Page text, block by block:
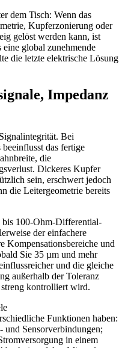
dem Tisch: Wenn das
Kupferzonierung oder
gelöst werden kann, ist
global zunehmende
die letzte elektrische Lösung
Impedanz
Bei
das fertige
die
Dickeres Kupfer
sein, erschwert jedoch
die Leitergeometrie bereits
100-Ohm-Differential-
der einfachere
Kompensationsbereiche und
Sie 35 µm und mehr
und die gleiche
außerhalb der Toleranz
kontrolliert wird.
Funktionen haben:
Sensorverbindungen;
in einem